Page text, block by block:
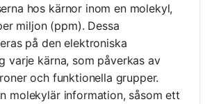
hos kärnor inom en molekyl,
miljon (ppm). Dessa
på den elektroniska
varje kärna, som påverkas av
och funktionella grupper.
molekylär information, såsom ett